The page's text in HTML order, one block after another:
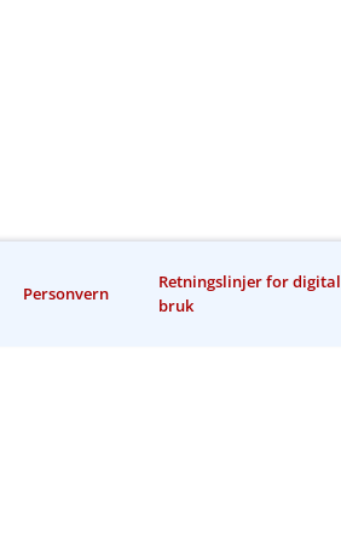
Personvern
Retningslinjer for digital
bruk